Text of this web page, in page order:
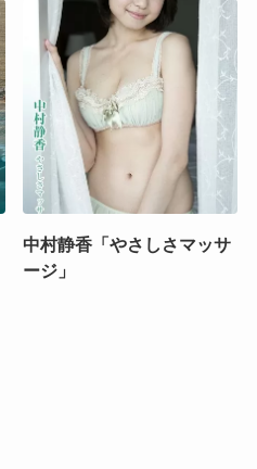
中村静香「やさしさマッサ
ージ」